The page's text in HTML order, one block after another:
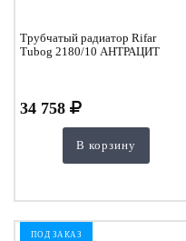
Трубчатый радиатор Rifar
Tubog 2180/10 АНТРАЦИТ
34 758
В корзину
ПОД ЗАКАЗ